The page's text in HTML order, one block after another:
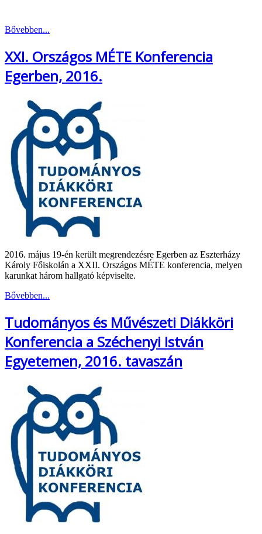
Bővebben...
XXI. Országos MÉTE Konferencia
Egerben, 2016.
2016. május 19-én került megrendezésre Egerben az Eszterházy
Károly Főiskolán a XXII. Országos MÉTE konferencia, melyen
karunkat három hallgató képviselte.
Bővebben...
Tudományos és Művészeti Diákköri
Konferencia a Széchenyi István
Egyetemen, 2016. tavaszán